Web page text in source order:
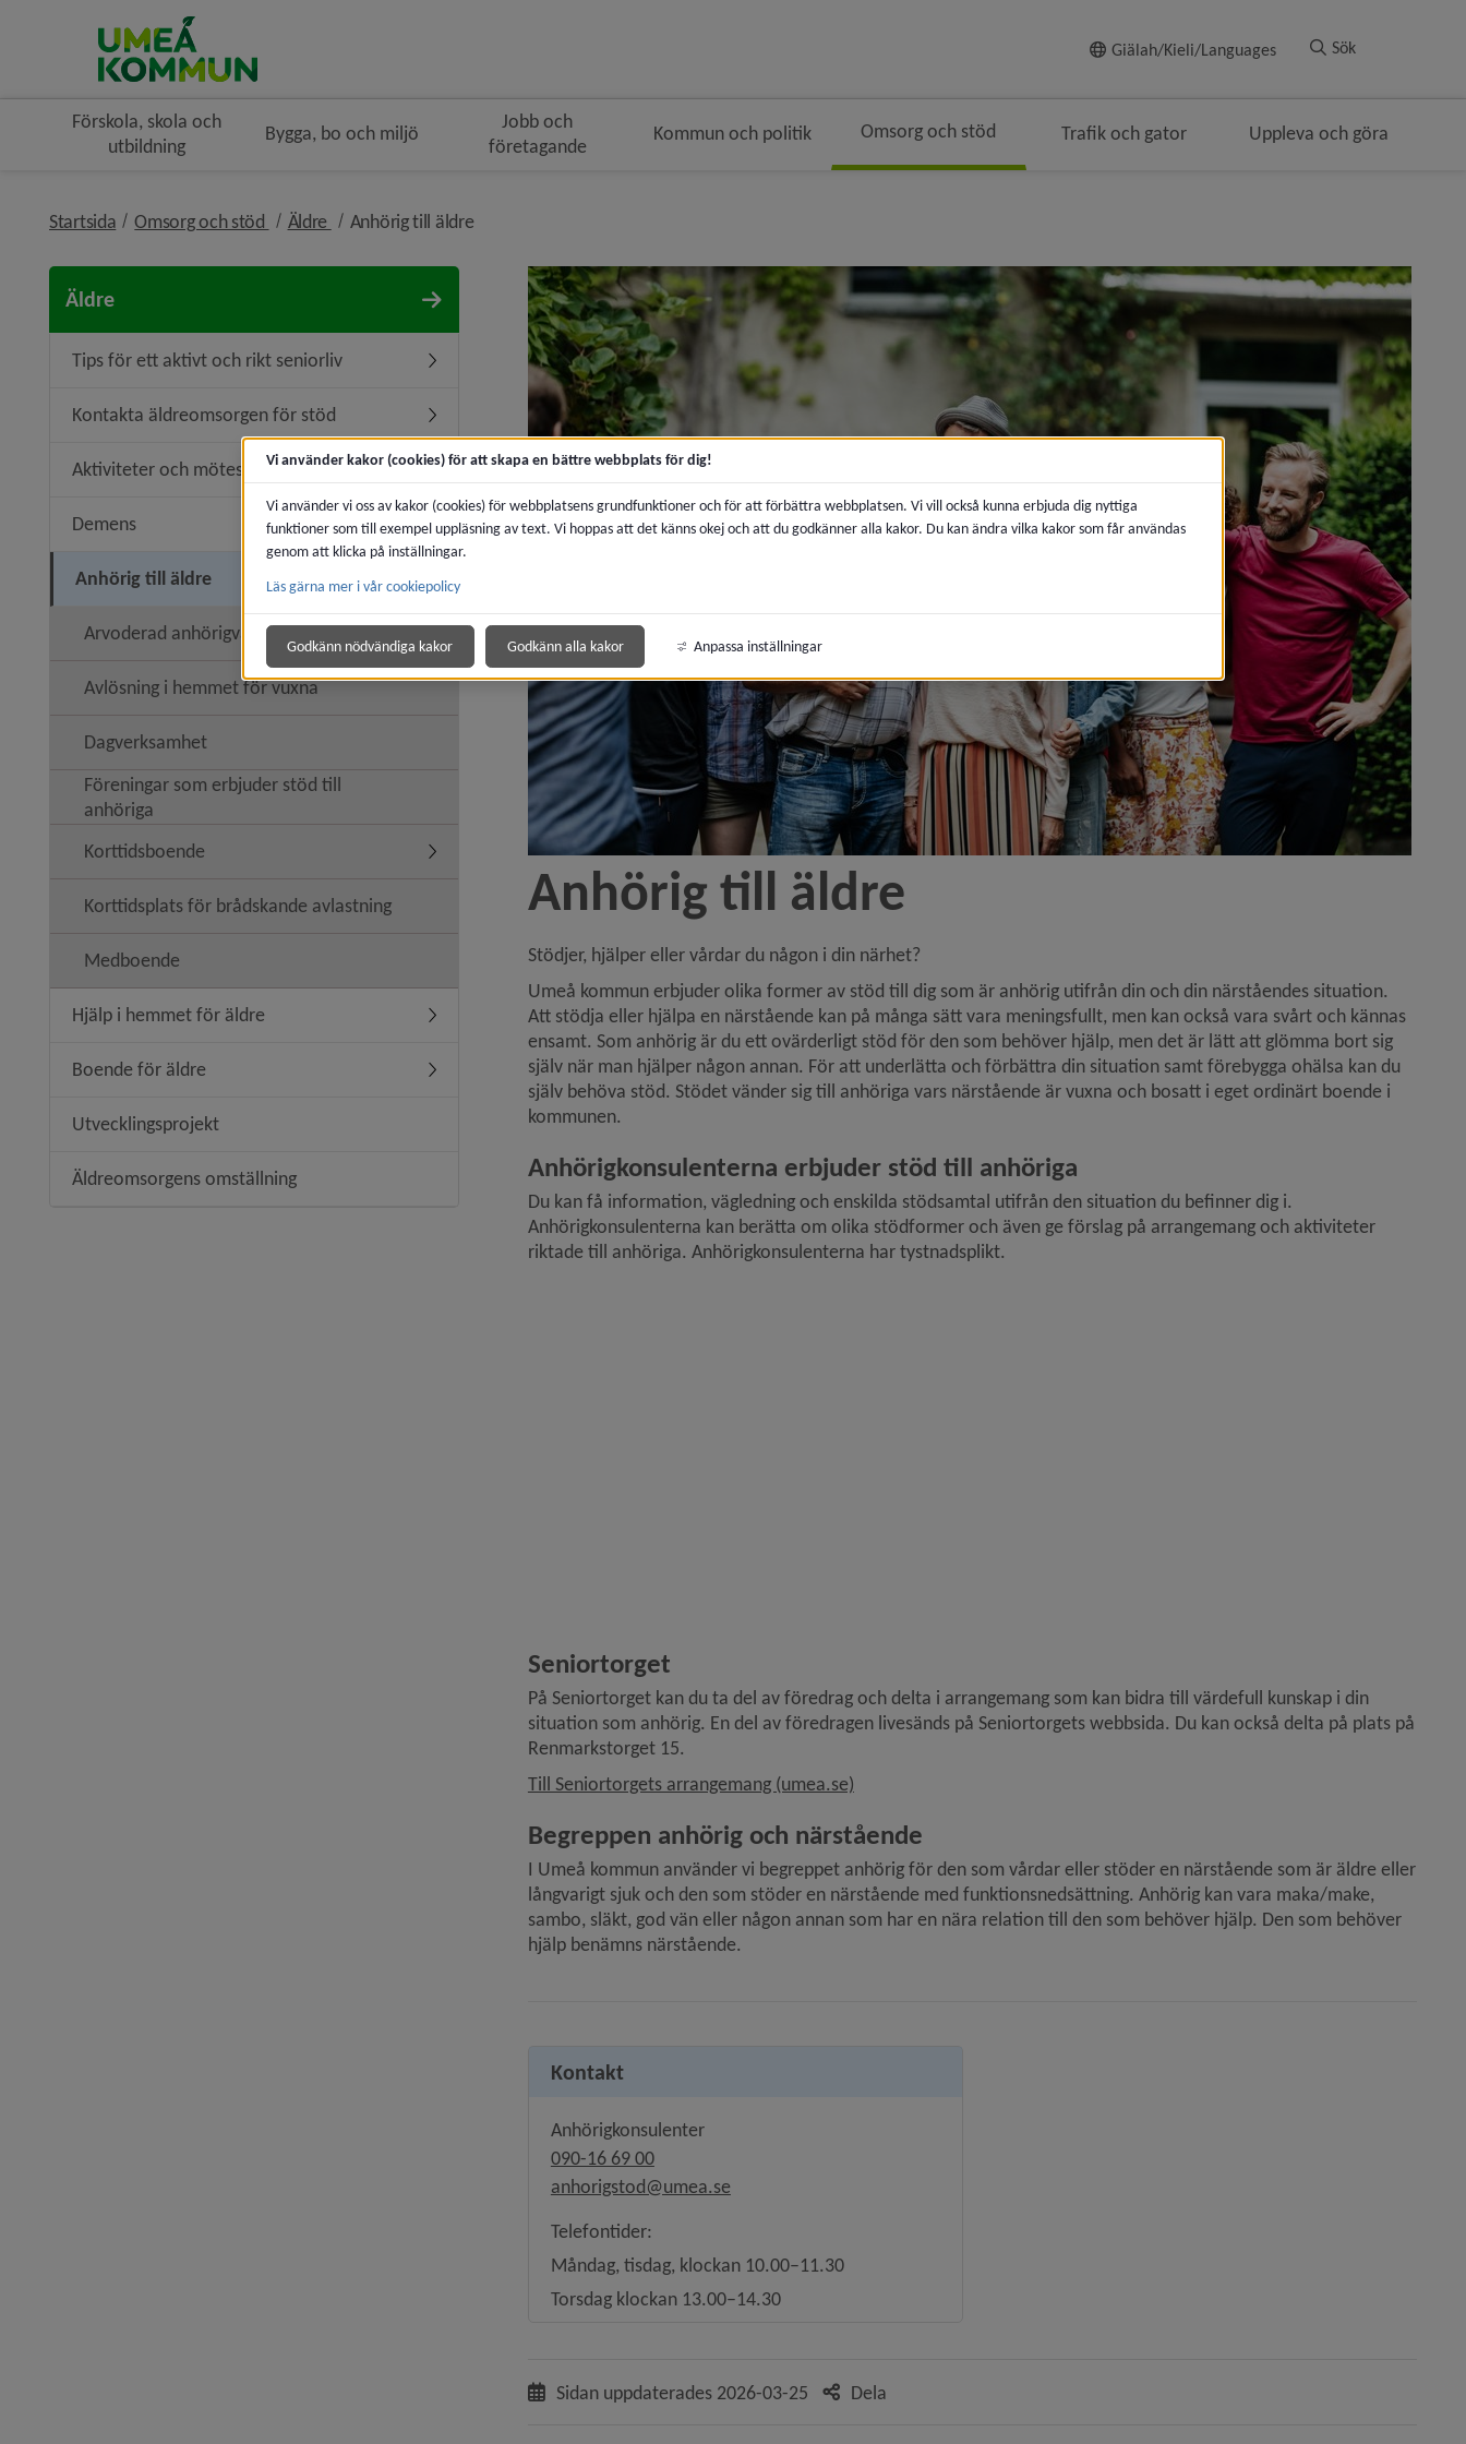
Giälah/Kieli/Languages Sök
Förskola, skola och
utbildning
Bygga, bo och miljö
Jobb och
företagande
Kommun och politik Omsorg och stöd Trafik och gator Uppleva och göra
Startsida Omsorg och stöd nivå i brödsmulenavigeringen
Äldre nivå i brödsmulenavigeringen
Anhörig till äldrenivå i brödsmulenavigeringen
Äldre
Tips för ett aktivt och rikt seniorliv Undermeny för Tips för ett aktivt och rikt seniorliv
Kontakta äldreomsorgen för stöd Undermeny för Kontakta äldreomsorgen för stöd
Aktiviteter och mötesplatser för äldre
Demens Undermeny för Demens
Anhörig till äldre Undermeny för Anhörig till äldre
Arvoderad anhörigvård
Avlösning i hemmet för vuxna
Dagverksamhet
Föreningar som erbjuder stöd till
anhöriga
Korttidsboende
Undermeny för Korttidsboende
Korttidsplats för brådskande avlastning
Medboende
Hjälp i hemmet för äldre Undermeny för Hjälp i hemmet för äldre
Boende för äldre Undermeny för Boende för äldre
Utvecklingsprojekt
Äldreomsorgens omställning
Anhörig till äldre
Stödjer, hjälper eller vårdar du någon i din närhet?
Umeå kommun erbjuder olika former av stöd till dig som är anhörig utifrån din och din närståendes situation.
Att stödja eller hjälpa en närstående kan på många sätt vara meningsfullt, men kan också vara svårt och kännas
ensamt. Som anhörig är du ett ovärderligt stöd för den som behöver hjälp, men det är lätt att glömma bort sig
själv när man hjälper någon annan. För att underlätta och förbättra din situation samt förebygga ohälsa kan du
själv behöva stöd. Stödet vänder sig till anhöriga vars närstående är vuxna och bosatt i eget ordinärt boende i
kommunen.
Anhörigkonsulenterna erbjuder stöd till anhöriga
Du kan få information, vägledning och enskilda stödsamtal utifrån den situation du befinner dig i.
Anhörigkonsulenterna kan berätta om olika stödformer och även ge förslag på arrangemang och aktiviteter
riktade till anhöriga. Anhörigkonsulenterna har tystnadsplikt.
Seniortorget
På Seniortorget kan du ta del av föredrag och delta i arrangemang som kan bidra till värdefull kunskap i din
situation som anhörig. En del av föredragen livesänds på Seniortorgets webbsida. Du kan också delta på plats på
Renmarkstorget 15.
Till Seniortorgets arrangemang (umea.se)
Begreppen anhörig och närstående
I Umeå kommun använder vi begreppet anhörig för den som vårdar eller stöder en närstående som är äldre eller
långvarigt sjuk och den som stöder en närstående med funktionsnedsättning. Anhörig kan vara maka/make,
sambo, släkt, god vän eller någon annan som har en nära relation till den som behöver hjälp. Den som behöver
hjälp benämns närstående.
Kontakt
Anhörigkonsulenter
090-16 69 00
anhorigstod@umea.se
Telefontider:
Måndag, tisdag, klockan 10.00–11.30
Torsdag klockan 13.00–14.30
Sidan uppdaterades 2026-03-25 Dela
Vi använder kakor (cookies) för att skapa en bättre webbplats för dig!
Vi använder vi oss av kakor (cookies) för webbplatsens grundfunktioner och för att förbättra webbplatsen. Vi vill också kunna erbjuda dig nyttiga
funktioner som till exempel uppläsning av text. Vi hoppas att det känns okej och att du godkänner alla kakor. Du kan ändra vilka kakor som får användas
genom att klicka på inställningar.
Läs gärna mer i vår cookiepolicy
Godkänn nödvändiga kakor Godkänn alla kakor Anpassa inställningar